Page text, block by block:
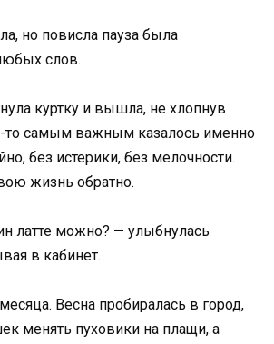
но повисла пауза была
слов.
куртку и вышла, не хлопнув
самым важным казалось именно
без истерики, без мелочности.
жизнь обратно.
латте можно? — улыбнулась
в кабинет.
Весна пробиралась в город,
менять пуховики на плащи, а